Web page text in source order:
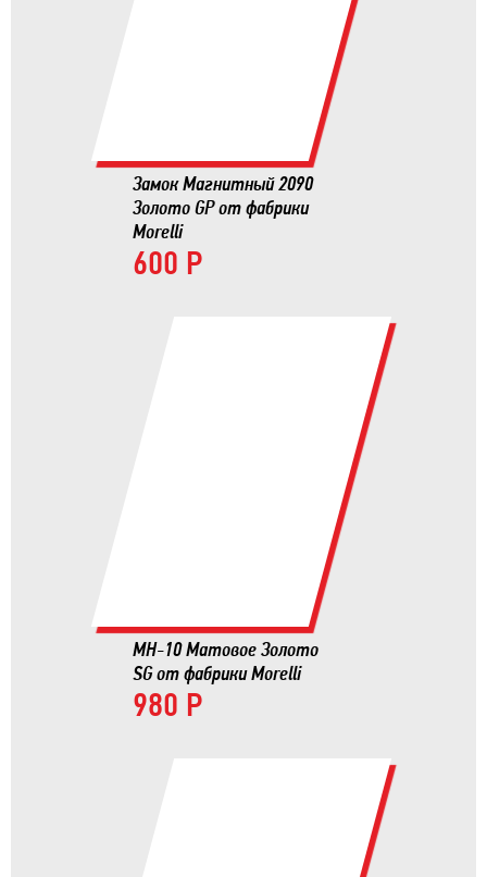
Замок Магнитный 2090
Золото GP от фабрики
Morelli
600 Р
MH-10 Матовое Золото
SG от фабрики Morelli
980 Р